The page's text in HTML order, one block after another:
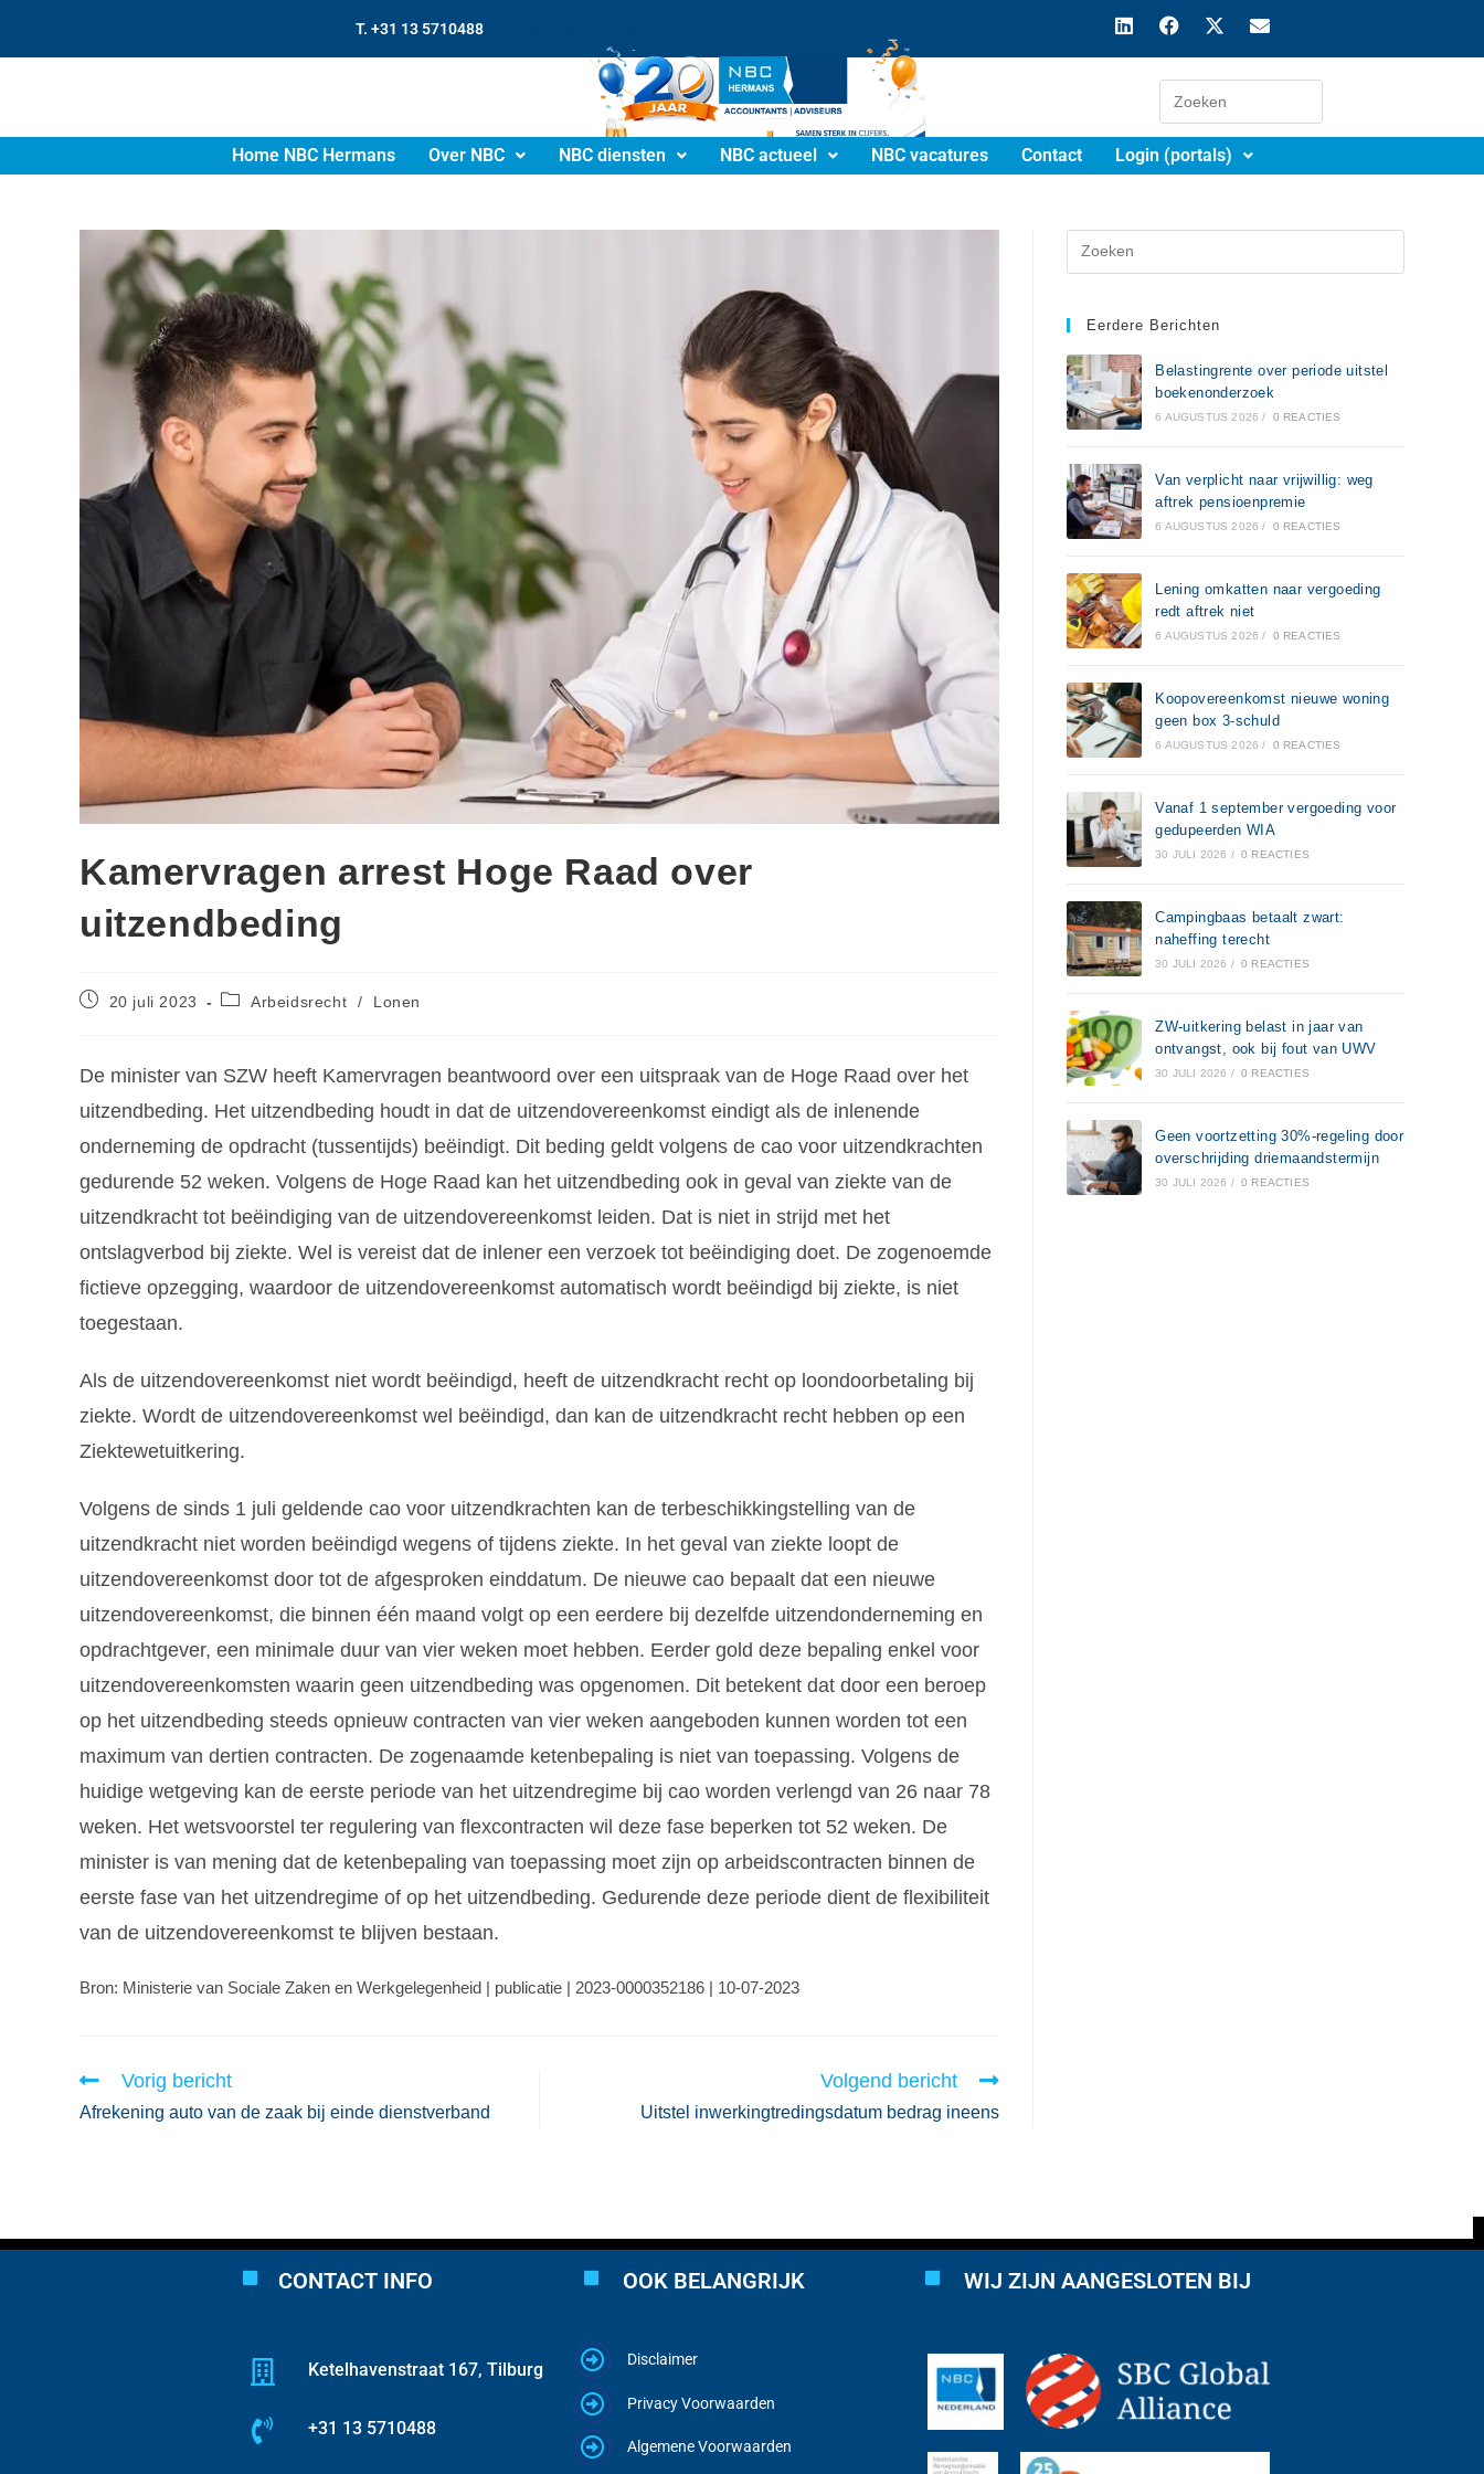
T. +31 13 5710488
Home NBC Hermans Over NBC NBC diensten NBC actueel NBC vacatures Contact Login (portals)
Kamervragen arrest Hoge Raad over
uitzendbeding
20 juli 2023 Arbeidsrecht / Lonen
De minister van SZW heeft Kamervragen beantwoord over een uitspraak van de Hoge Raad over het
uitzendbeding. Het uitzendbeding houdt in dat de uitzendovereenkomst eindigt als de inlenende
onderneming de opdracht (tussentijds) beëindigt. Dit beding geldt volgens de cao voor uitzendkrachten
gedurende 52 weken. Volgens de Hoge Raad kan het uitzendbeding ook in geval van ziekte van de
uitzendkracht tot beëindiging van de uitzendovereenkomst leiden. Dat is niet in strijd met het
ontslagverbod bij ziekte. Wel is vereist dat de inlener een verzoek tot beëindiging doet. De zogenoemde
fictieve opzegging, waardoor de uitzendovereenkomst automatisch wordt beëindigd bij ziekte, is niet
toegestaan.
Als de uitzendovereenkomst niet wordt beëindigd, heeft de uitzendkracht recht op loondoorbetaling bij
ziekte. Wordt de uitzendovereenkomst wel beëindigd, dan kan de uitzendkracht recht hebben op een
Ziektewetuitkering.
Volgens de sinds 1 juli geldende cao voor uitzendkrachten kan de terbeschikkingstelling van de
uitzendkracht niet worden beëindigd wegens of tijdens ziekte. In het geval van ziekte loopt de
uitzendovereenkomst door tot de afgesproken einddatum. De nieuwe cao bepaalt dat een nieuwe
uitzendovereenkomst, die binnen één maand volgt op een eerdere bij dezelfde uitzendonderneming en
opdrachtgever, een minimale duur van vier weken moet hebben. Eerder gold deze bepaling enkel voor
uitzendovereenkomsten waarin geen uitzendbeding was opgenomen. Dit betekent dat door een beroep
op het uitzendbeding steeds opnieuw contracten van vier weken aangeboden kunnen worden tot een
maximum van dertien contracten. De zogenaamde ketenbepaling is niet van toepassing. Volgens de
huidige wetgeving kan de eerste periode van het uitzendregime bij cao worden verlengd van 26 naar 78
weken. Het wetsvoorstel ter regulering van flexcontracten wil deze fase beperken tot 52 weken. De
minister is van mening dat de ketenbepaling van toepassing moet zijn op arbeidscontracten binnen de
eerste fase van het uitzendregime of op het uitzendbeding. Gedurende deze periode dient de flexibiliteit
van de uitzendovereenkomst te blijven bestaan.
Bron: Ministerie van Sociale Zaken en Werkgelegenheid | publicatie | 2023-0000352186 | 10-07-2023
Vorig bericht
Afrekening auto van de zaak bij einde dienstverband
Volgend bericht
Uitstel inwerkingtredingsdatum bedrag ineens
Eerdere Berichten
Belastingrente over periode uitstel
boekenonderzoek
6 AUGUSTUS 2026 / 0 REACTIES
Van verplicht naar vrijwillig: weg
aftrek pensioenpremie
6 AUGUSTUS 2026 / 0 REACTIES
Lening omkatten naar vergoeding
redt aftrek niet
6 AUGUSTUS 2026 / 0 REACTIES
Koopovereenkomst nieuwe woning
geen box 3-schuld
6 AUGUSTUS 2026 / 0 REACTIES
Vanaf 1 september vergoeding voor
gedupeerden WIA
30 JULI 2026 / 0 REACTIES
Campingbaas betaalt zwart:
naheffing terecht
30 JULI 2026 / 0 REACTIES
ZW-uitkering belast in jaar van
ontvangst, ook bij fout van UWV
30 JULI 2026 / 0 REACTIES
Geen voortzetting 30%-regeling door
overschrijding driemaandstermijn
30 JULI 2026 / 0 REACTIES
CONTACT INFO
Ketelhavenstraat 167, Tilburg
+31 13 5710488
OOK BELANGRIJK
Disclaimer
Privacy Voorwaarden
Algemene Voorwaarden
WIJ ZIJN AANGESLOTEN BIJ